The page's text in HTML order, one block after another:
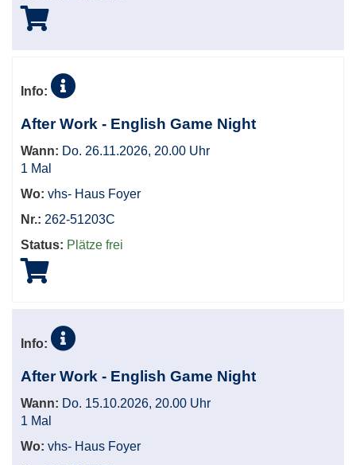
Info:
After Work - English Game Night
Wann: Do. 26.11.2026, 20.00 Uhr
1 Mal
Wo: vhs- Haus Foyer
Nr.: 262-51203C
Status: Plätze frei
Info:
After Work - English Game Night
Wann: Do. 15.10.2026, 20.00 Uhr
1 Mal
Wo: vhs- Haus Foyer